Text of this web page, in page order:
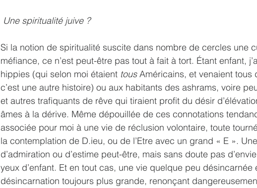
Une spiritualité juive ?
Si la notion de spiritualité suscite dans nombre de cercles une
méfiance, ce n’est peut-être pas tout à fait à tort. Étant enfant,
hippies (qui selon moi étaient tous Américains, et venaient tous
c’est une autre histoire) ou aux habitants des ashrams, voire
et autres trafiquants de rêve qui tiraient profit du désir
âmes à la dérive. Même dépouillée de ces connotations
associée pour moi à une vie de réclusion volontaire, toute
la contemplation de D.ieu, ou de l’Etre avec un grand « E ».
d’admiration ou d’estime peut-être, mais sans doute pas
yeux d’enfant. Et en tout cas, une vie quelque peu désincarnée
désincarnation toujours plus grande, renonçant